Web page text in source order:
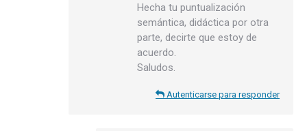
Hecha tu puntualización
semántica, didáctica por otra
parte, decirte que estoy de
acuerdo.
Saludos.
Autenticarse para responder